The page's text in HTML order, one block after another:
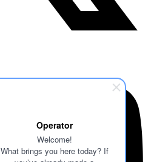
Operator
Welcome!
What brings you here today? If